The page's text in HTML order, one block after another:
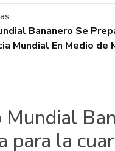
Bananero Se
Mundial En Medio de
Mundial
para la